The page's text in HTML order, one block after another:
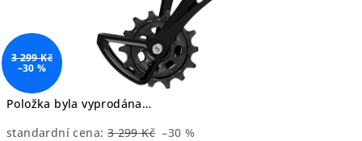
Položka byla vyprodána…
standardní cena: 3 299 Kč –30 %
3 299 Kč
–30 %